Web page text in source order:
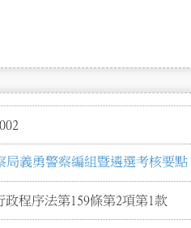
局義勇警察編組暨遴選考核要點
政程序法第159條第2項第1款